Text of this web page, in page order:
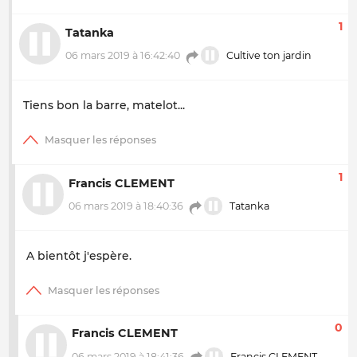
Tatanka
06 mars 2019 à 16:42:40 Cultive ton jardin
1
Tiens bon la barre, matelot...
Francis CLEMENT
06 mars 2019 à 18:40:36 Tatanka
1
A bientôt j'espère.
Francis CLEMENT 0